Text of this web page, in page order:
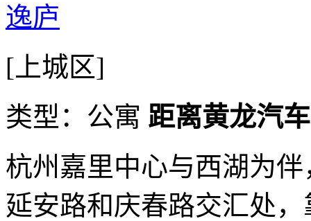
逸庐
[上城区]
类型：公寓 距离黄龙汽
杭州嘉里中心与西湖为
延安路和庆春路交汇处